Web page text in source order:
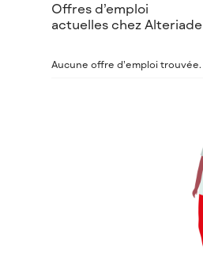
Offres d’emploi
actuelles chez Alteriade
Aucune offre d’emploi trouvée.